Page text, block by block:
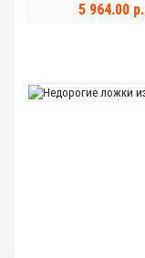
5 964.00 р.